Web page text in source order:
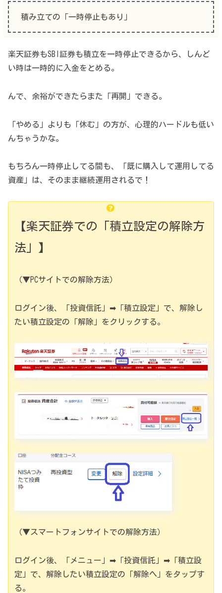
積み立ての「一時停止もあり」
楽天証券もSBI証券も積立を一時停止できるから、しんど
い時は一時的に入金をとめる。
んで、余裕ができたらまた「再開」できる。
「やめる」よりも「休む」の方が、心理的ハードルも低い
んちゃうかな。
もちろん一時停止してる間も、「既に購入して運用してる
資産」は、そのまま継続運用されるで！
【楽天証券での「積立設定の解除方
法」】
（▼PCサイトでの解除方法）
ログイン後、「投資信託」➡「積立設定」で、解除し
たい積立設定の「解除」をクリックする。
（▼スマートフォンサイトでの解除方法）
ログイン後、「メニュー」➡「投資信託」➡「積立設
定」で、解除したい積立設定の「解除へ」をタップす
る。